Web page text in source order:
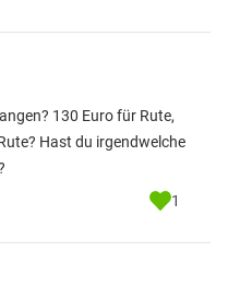
130 Euro für Rute,
Hast du irgendwelche
1